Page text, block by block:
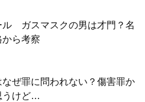
ル ガスマスクの男は才門？名
ら考察
なぜ罪に問われない？傷害罪か
うけど…